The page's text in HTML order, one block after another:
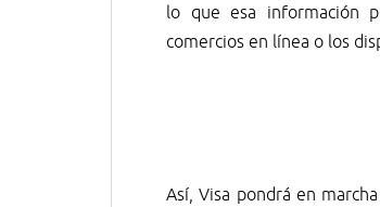
lo que esa información
comercios en línea o los
Así, Visa pondrá en